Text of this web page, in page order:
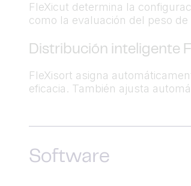
FleXicut determina la
como la evaluación del peso
Distribución inteligente
FleXisort asigna
eficacia. También ajusta
Software